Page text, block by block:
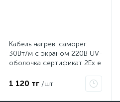
Кабель нагрев. саморег.
30Вт/м с экраном 220В UV-
оболочка сертификат 2Ex e
PHC-30
1 120 тг /шт